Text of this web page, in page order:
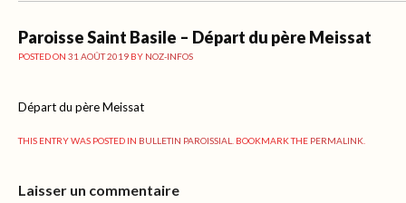
Paroisse Saint Basile – Départ du père Meissat
POSTED ON 31 AOÛT 2019 BY NOZ-INFOS
Départ du père Meissat
THIS ENTRY WAS POSTED IN BULLETIN PAROISSIAL . BOOKMARK THE PERMALINK
Laisser un commentaire